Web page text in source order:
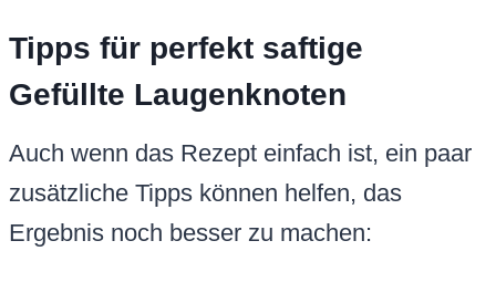
Tipps für perfekt saftige
Gefüllte Laugenknoten
Auch wenn das Rezept einfach ist, ein paar
zusätzliche Tipps können helfen, das
Ergebnis noch besser zu machen: